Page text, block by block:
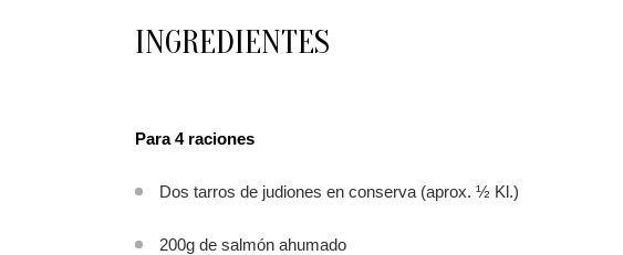
INGREDIENTES
Para 4 raciones
Dos tarros de judiones en conserva (aprox. ½ Kl.)
200g de salmón ahumado